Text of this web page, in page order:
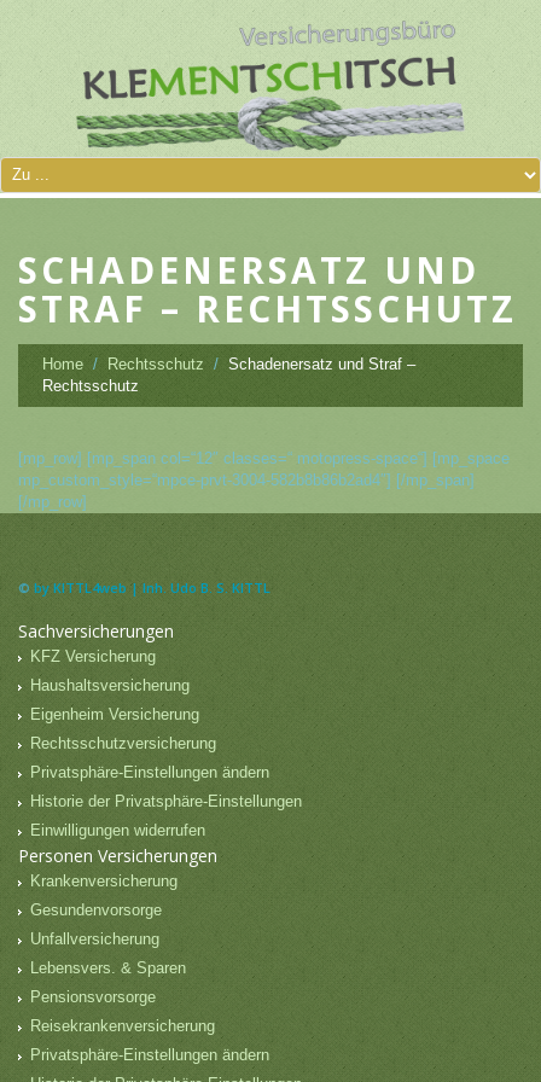
SCHADENERSATZ UND
STRAF – RECHTSSCHUTZ
Home Rechtsschutz
Schadenersatz und Straf –
Rechtsschutz
[mp_row] [mp_span col=“12″ classes=“ motopress-space“] [mp_space
mp_custom_style=“mpce-prvt-3004-582b8b86b2ad4″] [/mp_span]
[/mp_row]
© by KITTL4web | Inh. Udo B. S. KITTL
Sachversicherungen
KFZ Versicherung
Haushaltsversicherung
Eigenheim Versicherung
Rechtsschutzversicherung
Privatsphäre-Einstellungen ändern
Historie der Privatsphäre-Einstellungen
Einwilligungen widerrufen
Personen Versicherungen
Krankenversicherung
Gesundenvorsorge
Unfallversicherung
Lebensvers. & Sparen
Pensionsvorsorge
Reisekrankenversicherung
Privatsphäre-Einstellungen ändern